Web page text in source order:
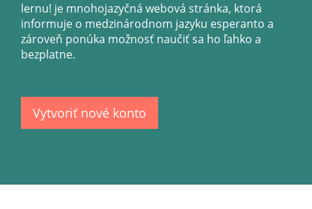
lernu! je mnohojazyčná webová stránka, ktorá
informuje o medzinárodnom jazyku esperanto a
zároveň ponúka možnosť naučiť sa ho ľahko a
bezplatne.
Vytvoriť nové konto